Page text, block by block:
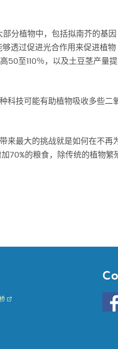
分植物中，包括拟南芥的基因
透过促进光合作用来促进植物
50至110％，以及土豆茎产量提
科技可能有助植物吸收多些二
来最大的挑战就是如何在不再
70%的粮食，除传统的植物繁
HKU